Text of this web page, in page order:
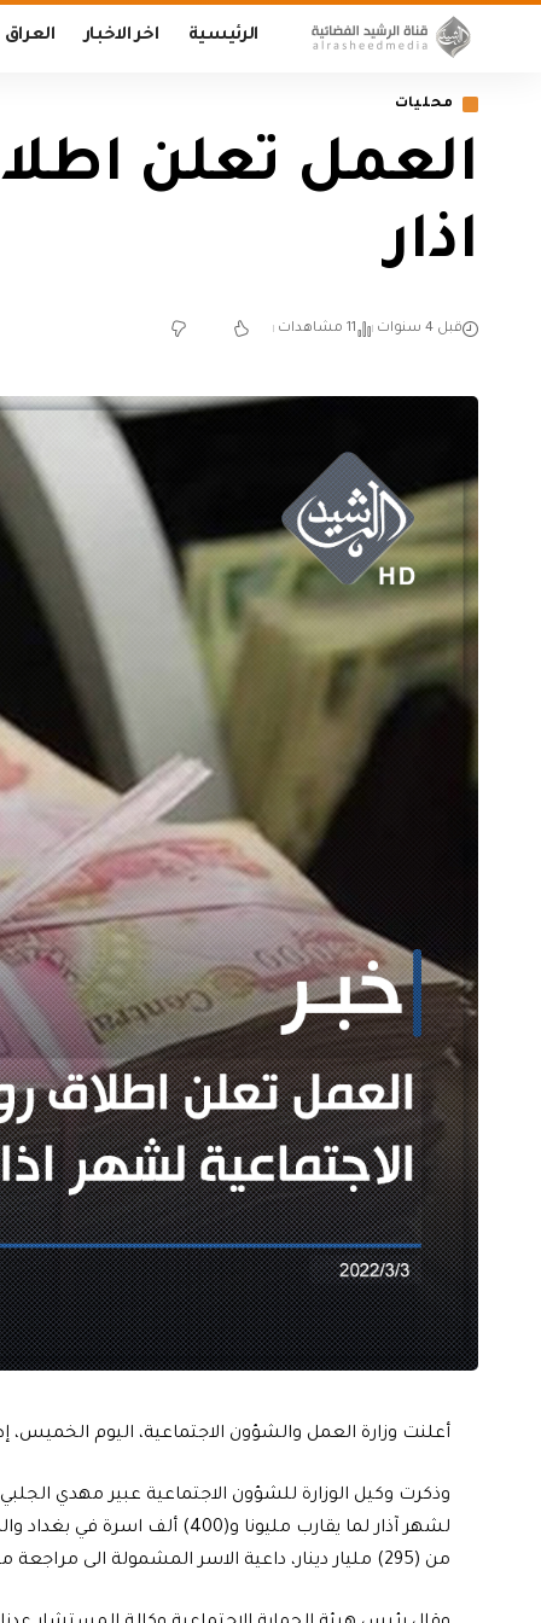
الرئيسية اخر الاخبار العراق
محليات
العمل تعلن
اذار
قبل 4 سنوات 11 مشاهدات
أعلنت وزارة العمل والشؤون الاجتماعية، اليوم الخميس،
وذكرت وكيل الوزارة للشؤون الاجتماعية عبير مهدي
لشهر آذار لما يقارب مليونا
من (295) مليار دينار، داعية الاسر المشمولة الى مراجعة منافذ الصرف لتسلم الاعانة”.